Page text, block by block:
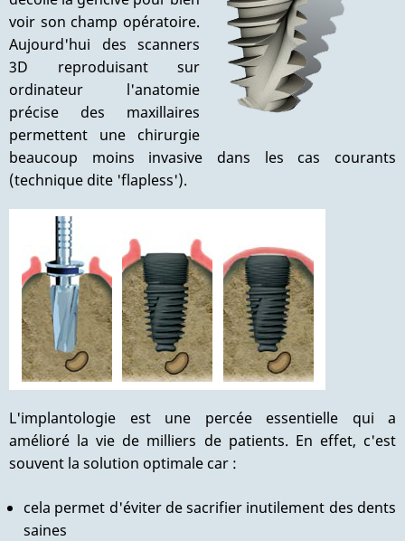
voir son champ opératoire.
Aujourd'hui des scanners
3D reproduisant sur
ordinateur l'anatomie
précise des maxillaires
permettent une chirurgie
beaucoup moins invasive dans les cas courants
(technique dite 'flapless').
L'implantologie est une percée essentielle qui a
amélioré la vie de milliers de patients. En effet, c'est
souvent la solution optimale car :
cela permet d'éviter de sacrifier inutilement des dents
saines